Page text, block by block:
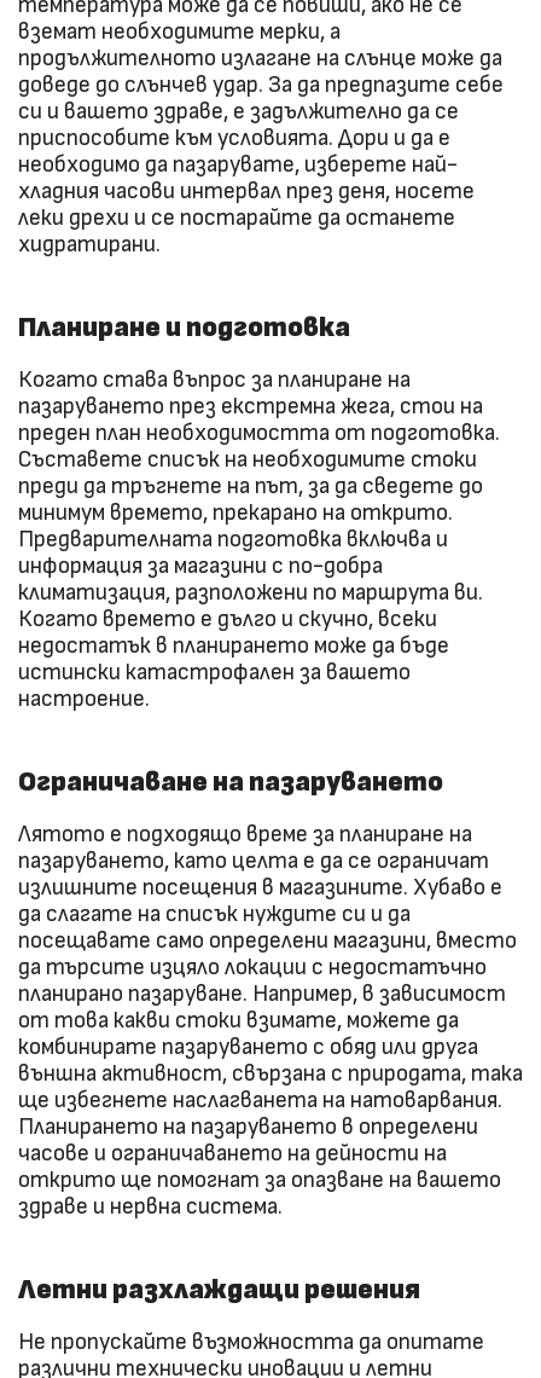
температура може да се повиши, ако не се
вземат необходимите мерки, а
продължителното излагане на слънце може да
доведе до слънчев удар. За да предпазите себе
си и вашето здраве, е задължително да се
приспособите към условията. Дори и да е
необходимо да пазарувате, изберете най-
хладния часови интервал през деня, носете
леки дрехи и се постарайте да останете
хидратирани.
Планиране и подготовка
Когато става въпрос за планиране на
пазаруването през екстремна жега, стои на
преден план необходимостта от подготовка.
Съставете списък на необходимите стоки
преди да тръгнете на път, за да сведете до
минимум времето, прекарано на открито.
Предварителната подготовка включва и
информация за магазини с по-добра
климатизация, разположени по маршрута ви.
Когато времето е дълго и скучно, всеки
недостатък в планирането може да бъде
истински катастрофален за вашето
настроение.
Ограничаване на пазаруването
Лятото е подходящо време за планиране на
пазаруването, като целта е да се ограничат
излишните посещения в магазините. Хубаво е
да слагате на списък нуждите си и да
посещавате само определени магазини, вместо
да търсите изцяло локации с недостатъчно
планирано пазаруване. Например, в зависимост
от това какви стоки взимате, можете да
комбинирате пазаруването с обяд или друга
външна активност, свързана с природата, така
ще избегнете наслагванета на натоварвания.
Планирането на пазаруването в определени
часове и ограничаването на дейности на
открито ще помогнат за опазване на вашето
здраве и нервна система.
Летни разхлаждащи решения
Не пропускайте възможността да опитате
различни технически иновации и летни